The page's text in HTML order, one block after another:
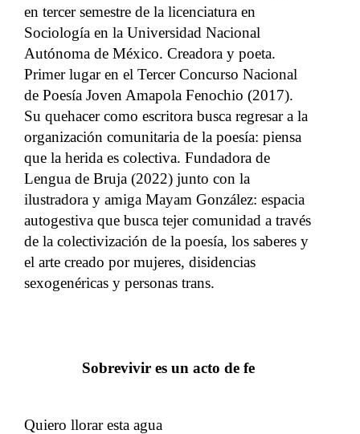
en tercer semestre de la licenciatura en
Sociología en la Universidad Nacional
Autónoma de México. Creadora y poeta.
Primer lugar en el Tercer Concurso Nacional
de Poesía Joven Amapola Fenochio (2017).
Su quehacer como escritora busca regresar a la
organización comunitaria de la poesía: piensa
que la herida es colectiva. Fundadora de
Lengua de Bruja (2022) junto con la
ilustradora y amiga Mayam González: espacia
autogestiva que busca tejer comunidad a través
de la colectivización de la poesía, los saberes y
el arte creado por mujeres, disidencias
sexogenéricas y personas trans.
Sobrevivir es un acto de fe
Quiero llorar esta agua